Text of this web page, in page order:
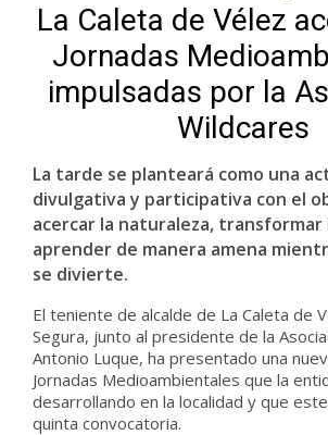
La Caleta de Vélez
Jornadas
impulsadas por la
Wildcares
La tarde se planteará como una
divulgativa y participativa con el
acercar la naturaleza, transformar
aprender de manera amena
se divierte.
El teniente de alcalde de La Caleta de
Segura, junto al presidente de la
Antonio Luque, ha presentado una
Jornadas Medioambientales que la
desarrollando en la localidad y que
quinta convocatoria.